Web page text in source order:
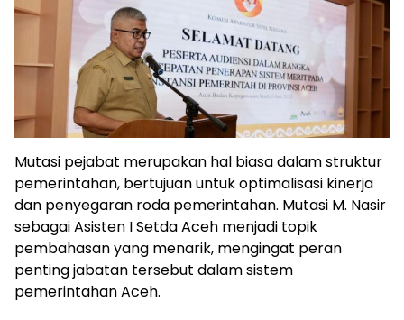
Mutasi pejabat merupakan hal biasa dalam struktur
pemerintahan, bertujuan untuk optimalisasi kinerja
dan penyegaran roda pemerintahan. Mutasi M. Nasir
sebagai Asisten I Setda Aceh menjadi topik
pembahasan yang menarik, mengingat peran
penting jabatan tersebut dalam sistem
pemerintahan Aceh.